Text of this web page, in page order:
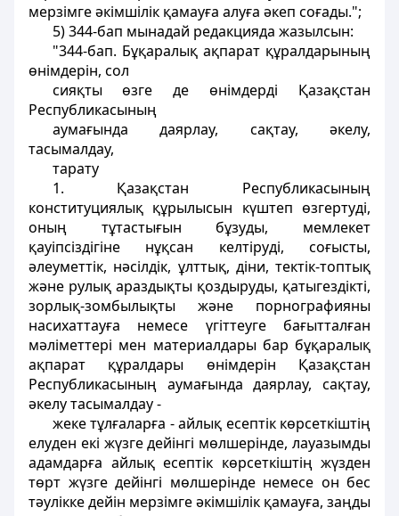
мерзiмге әкімшілік қамауға алуға әкеп соғады.";
5) 344-бап мынадай редакцияда жазылсын:
"344-бап. Бұқаралық ақпарат құралдарының
өнiмдерiн, сол
сияқты өзге де өнiмдердi Қазақстан
Республикасының
аумағында даярлау, сақтау, әкелу,
тасымалдау,
тарату
1. Қазақстан Республикасының
конституциялық құрылысын күштеп өзгертудi,
оның тұтастығын бұзуды, мемлекет
қауiпсiздiгiне нұқсан келтiрудi, соғысты,
әлеуметтiк, нәсiлдiк, ұлттық, дiни, тектiк-топтық
және рулық араздықты қоздыруды, қатыгездiктi,
зорлық-зомбылықты және порнографияны
насихаттауға немесе үгiттеуге бағытталған
мәлiметтерi мен материалдары бар бұқаралық
ақпарат құралдары өнiмдерiн Қазақстан
Республикасының аумағында даярлау, сақтау,
әкелу тасымалдау -
жеке тұлғаларға - айлық есептiк көрсеткiштің
елуден екi жүзге дейiнгi мөлшерiнде, лауазымды
адамдарға айлық есептiк көрсеткiштiң жүзден
төрт жүзге дейiнгi мөлшерiнде немесе он бес
тәулiкке дейiн мерзiмге әкiмшiлiк қамауға, заңды